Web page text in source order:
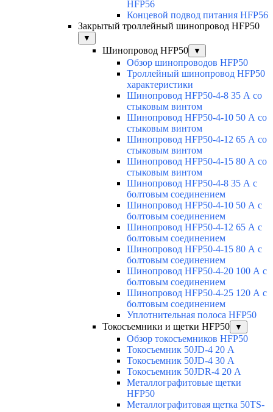
HFP56
Концевой подвод питания HFP56
Закрытый троллейный шинопровод HFP50
▼
Шинопровод HFP50 ▼
Обзор шинопроводов HFP50
Троллейный шинопровод HFP50
характеристики
Шинопровод HFP50-4-8 35 А со
стыковым винтом
Шинопровод HFP50-4-10 50 А со
стыковым винтом
Шинопровод HFP50-4-12 65 А со
стыковым винтом
Шинопровод HFP50-4-15 80 А со
стыковым винтом
Шинопровод HFP50-4-8 35 А с
болтовым соединением
Шинопровод HFP50-4-10 50 А с
болтовым соединением
Шинопровод HFP50-4-12 65 А с
болтовым соединением
Шинопровод HFP50-4-15 80 А с
болтовым соединением
Шинопровод HFP50-4-20 100 А с
болтовым соединением
Шинопровод HFP50-4-25 120 А с
болтовым соединением
Уплотнительная полоса HFP50
Токосъемники и щетки HFP50
▼
Обзор токосъемников HFP50
Токосъемник 50JD-4 20 А
Токосъемник 50JD-4 30 А
Токосъемник 50JDR-4 20 А
Металлографитовые щетки
HFP50
Металлографитовая щетка 50TS-